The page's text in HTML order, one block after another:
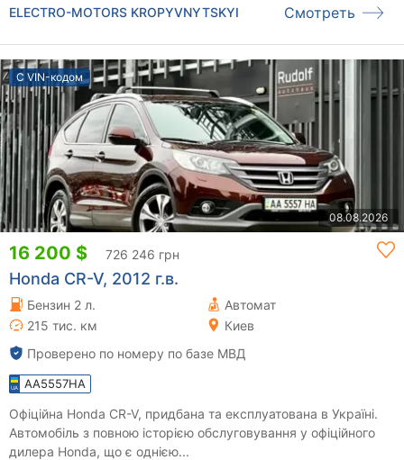
ELECTRO-MOTORS KROPYVNYTSKYI Смотреть
С VIN-кодом
08.08.2026
16 200 $ 726 246 грн
Honda CR-V, 2012 г.в.
Бензин 2 л.
Автомат
215 тис. км
Киев
Проверено по номеру по базе МВД
AA5557HA
Офіційна Honda CR-V, придбана та експлуатована в Україні.
Автомобіль з повною історією обслуговування у офіційного
дилера Honda, що є однією...